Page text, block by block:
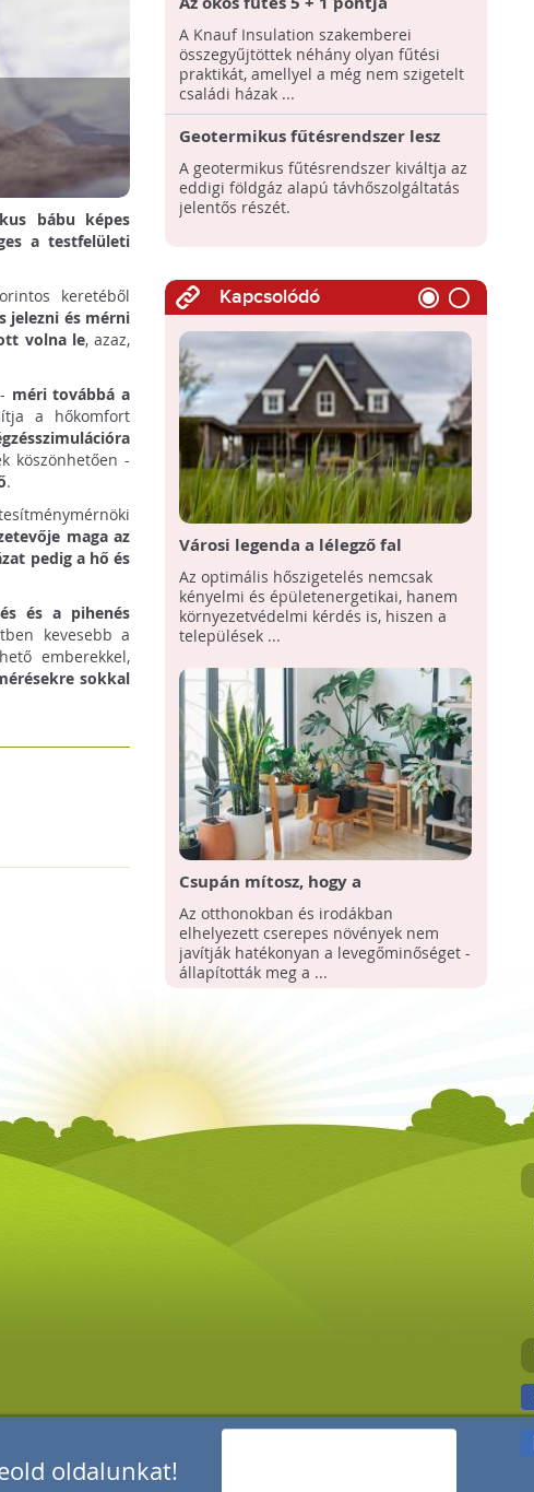
oldalunkat!
bábu képes
a testfelületi
keretéből
jelezni és mérni
volna le, azaz,
méri továbbá a
a hőkomfort
köszönhetően -
.
maga az
pedig a hő és
és a pihenés
kevesebb a
emberekkel,
sokkal
A Knauf Insulation szakemberei
összegyűjtöttek néhány olyan fűtési
praktikát, amellyel a még nem szigetelt
családi házak ...
Geotermikus fűtésrendszer lesz
Kiskunhalason!
A geotermikus fűtésrendszer kiváltja az
eddigi földgáz alapú távhőszolgáltatás
jelentős részét.
Kapcsolódó
Városi legenda a lélegző fal
Az optimális hőszigetelés nemcsak
kényelmi és épületenergetikai, hanem
környezetvédelmi kérdés is, hiszen a
települések ...
Csupán mítosz, hogy a
szobanövények tisztítják a levegőt?
Az otthonokban és irodákban
elhelyezett cserepes növények nem
javítják hatékonyan a levegőminőséget -
állapították meg a ...